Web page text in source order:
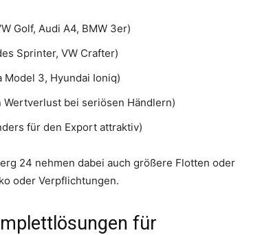
Golf, Audi A4, BMW 3er)
Sprinter, VW Crafter)
Model 3, Hyundai Ioniq)
Wertverlust bei seriösen Händlern)
für den Export attraktiv)
24 nehmen dabei auch größere Flotten oder
oder Verpflichtungen.
für